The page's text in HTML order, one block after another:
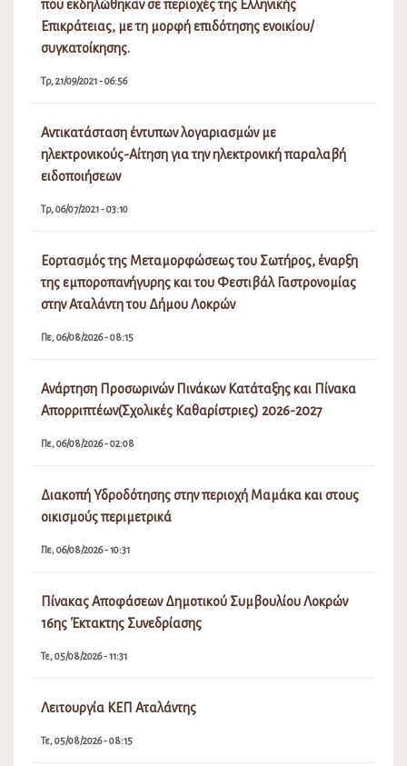
που εκδηλώθηκαν σε περιοχές της Ελληνικής
Επικράτειας, με τη μορφή επιδότησης ενοικίου/
συγκατοίκησης.
Τρ, 21/09/2021 - 06:56
Αντικατάσταση έντυπων λογαριασμών με
ηλεκτρονικούς-Αίτηση για την ηλεκτρονική παραλαβή
ειδοποιήσεων
Τρ, 06/07/2021 - 03:10
Εορτασμός της Μεταμορφώσεως του Σωτήρος, έναρξη
της εμποροπανήγυρης και του Φεστιβάλ Γαστρονομίας
στην Αταλάντη του Δήμου Λοκρών
Πε, 06/08/2026 - 08:15
Ανάρτηση Προσωρινών Πινάκων Κατάταξης και Πίνακα
Απορριπτέων(Σχολικές Καθαρίστριες) 2026-2027
Πε, 06/08/2026 - 02:08
Διακοπή Υδροδότησης στην περιοχή Μαμάκα και στους
οικισμούς περιμετρικά
Πε, 06/08/2026 - 10:31
Πίνακας Αποφάσεων Δημοτικού Συμβουλίου Λοκρών
16ης Έκτακτης Συνεδρίασης
Τε, 05/08/2026 - 11:31
Λειτουργία ΚΕΠ Αταλάντης
Τε, 05/08/2026 - 08:15